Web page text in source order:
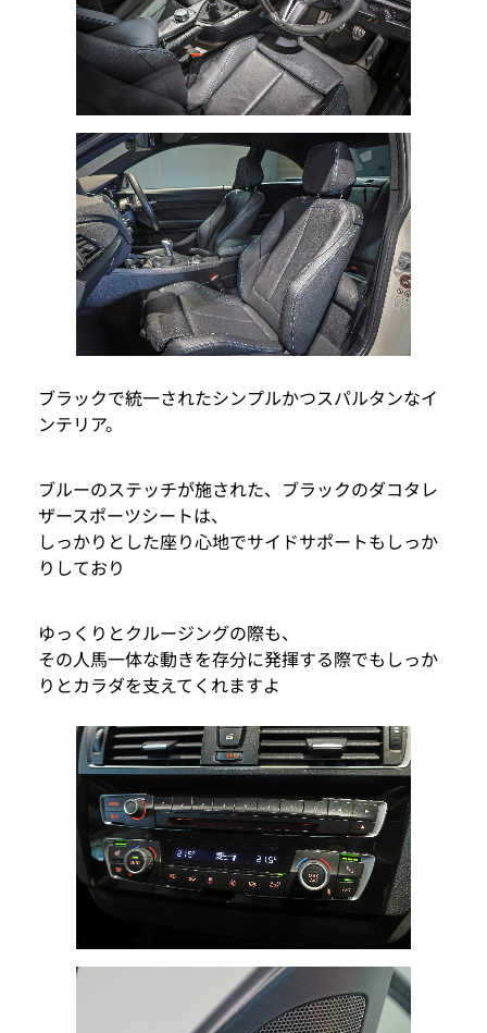
ブラックで統一されたシンプルかつスパルタンなイ
ンテリア。
ブルーのステッチが施された、ブラックのダコタレ
ザースポーツシートは、
しっかりとした座り心地でサイドサポートもしっか
りしており
ゆっくりとクルージングの際も、
その人馬一体な動きを存分に発揮する際でもしっか
りとカラダを支えてくれますよ